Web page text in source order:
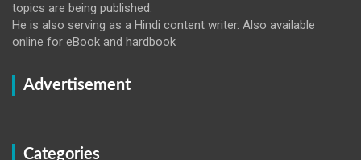
topics are being published.
He is also serving as a Hindi content writer. Also available
online for eBook and hardbook
Advertisement
Categories